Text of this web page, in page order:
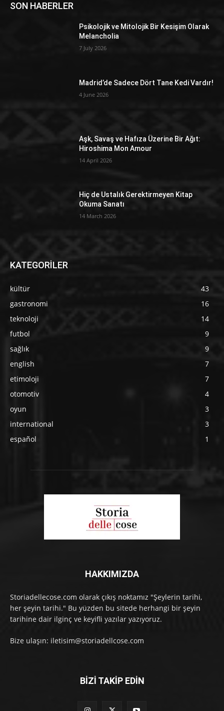
SON HABERLER
Psikolojik ve Mitolojik Bir Kesişim Olarak
Melancholia
7 July 2026
Madrid’de Sadece Dört Tane Kedi Vardır!
4 June 2026
Aşk, Savaş ve Hafıza Üzerine Bir Ağıt:
Hiroshima Mon Amour
14 April 2026
Hiç de Ustalık Gerektirmeyen Kitap
Okuma Sanatı
14 March 2026
KATEGORİLER
kültür
43
gastronomi
16
teknoloji
14
futbol
9
sağlık
9
english
7
etimoloji
7
otomotiv
4
oyun
3
international
3
español
1
HAKKIMIZDA
Storiadellecose.com olarak çıkış noktamız "Şeylerin tarihi,
her şeyin tarihi." Bu yüzden bu sitede herhangi bir şeyin
tarihine dair ilginç ve keyifli yazılar yazıyoruz.
Bize ulaşın: iletisim@storiadellcose.com
BİZİ TAKİP EDİN